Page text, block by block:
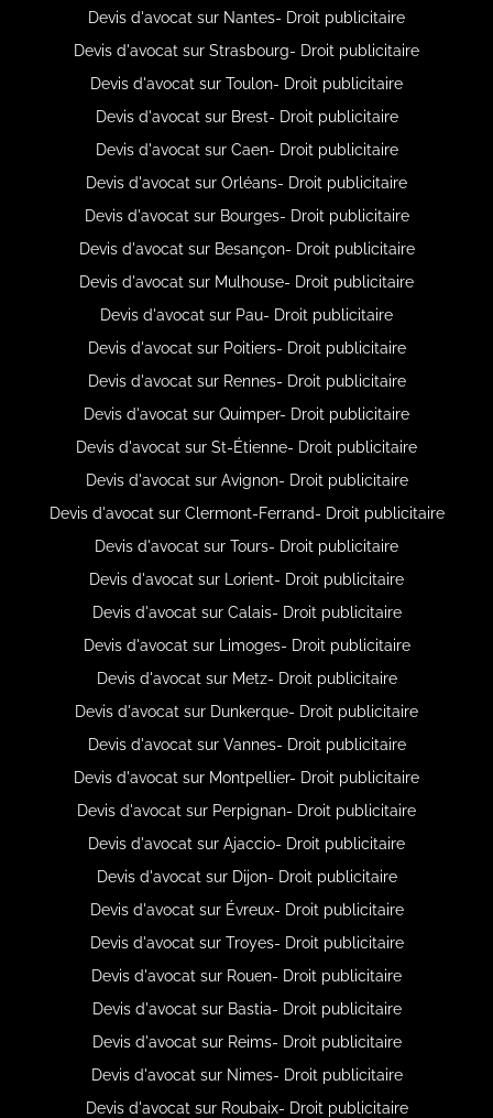
Devis d'avocat sur Nantes- Droit publicitaire
Devis d'avocat sur Strasbourg- Droit publicitaire
Devis d'avocat sur Toulon- Droit publicitaire
Devis d'avocat sur Brest- Droit publicitaire
Devis d'avocat sur Caen- Droit publicitaire
Devis d'avocat sur Orléans- Droit publicitaire
Devis d'avocat sur Bourges- Droit publicitaire
Devis d'avocat sur Besançon- Droit publicitaire
Devis d'avocat sur Mulhouse- Droit publicitaire
Devis d'avocat sur Pau- Droit publicitaire
Devis d'avocat sur Poitiers- Droit publicitaire
Devis d'avocat sur Rennes- Droit publicitaire
Devis d'avocat sur Quimper- Droit publicitaire
Devis d'avocat sur St-Étienne- Droit publicitaire
Devis d'avocat sur Avignon- Droit publicitaire
Devis d'avocat sur Clermont-Ferrand- Droit publicitaire
Devis d'avocat sur Tours- Droit publicitaire
Devis d'avocat sur Lorient- Droit publicitaire
Devis d'avocat sur Calais- Droit publicitaire
Devis d'avocat sur Limoges- Droit publicitaire
Devis d'avocat sur Metz- Droit publicitaire
Devis d'avocat sur Dunkerque- Droit publicitaire
Devis d'avocat sur Vannes- Droit publicitaire
Devis d'avocat sur Montpellier- Droit publicitaire
Devis d'avocat sur Perpignan- Droit publicitaire
Devis d'avocat sur Ajaccio- Droit publicitaire
Devis d'avocat sur Dijon- Droit publicitaire
Devis d'avocat sur Évreux- Droit publicitaire
Devis d'avocat sur Troyes- Droit publicitaire
Devis d'avocat sur Rouen- Droit publicitaire
Devis d'avocat sur Bastia- Droit publicitaire
Devis d'avocat sur Reims- Droit publicitaire
Devis d'avocat sur Nimes- Droit publicitaire
Devis d'avocat sur Roubaix- Droit publicitaire